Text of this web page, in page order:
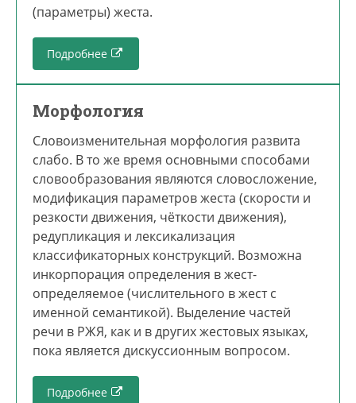
(параметры) жеста.
Подробнее
Морфология
Словоизменительная морфология развита
слабо. В то же время основными способами
словообразования являются словосложение,
модификация параметров жеста (скорости и
резкости движения, чёткости движения),
редупликация и лексикализация
классификаторных конструкций. Возможна
инкорпорация определения в жест-
определяемое (числительного в жест с
именной семантикой). Выделение частей
речи в РЖЯ, как и в других жестовых языках,
пока является дискуссионным вопросом.
Подробнее